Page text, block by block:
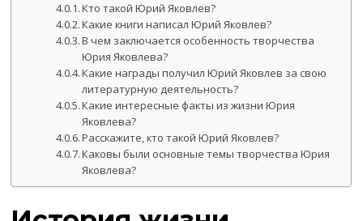
Кто такой Юрий Яковлев?
Какие книги написал Юрий Яковлев?
В чем заключается особенность творчества
Юрия Яковлева?
Какие награды получил Юрий Яковлев за свою
литературную деятельность?
Какие интересные факты из жизни Юрия
Яковлева?
Расскажите, кто такой Юрий Яковлев?
Каковы были основные темы творчества Юрия
Яковлева?